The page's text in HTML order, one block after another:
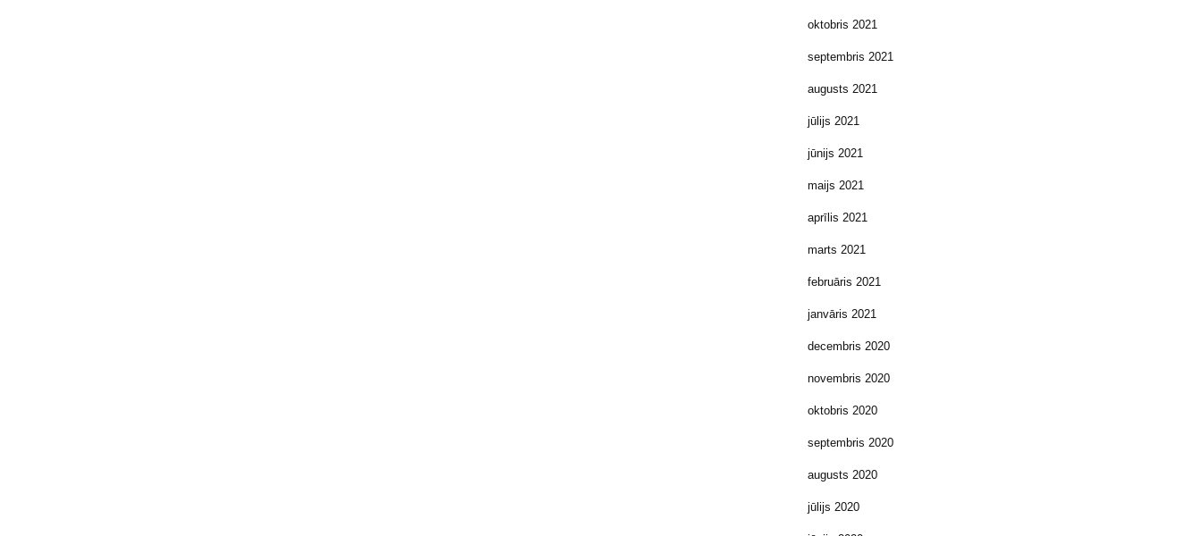
oktobris 2021
septembris 2021
augusts 2021
jūlijs 2021
jūnijs 2021
maijs 2021
aprīlis 2021
marts 2021
februāris 2021
janvāris 2021
decembris 2020
novembris 2020
oktobris 2020
septembris 2020
augusts 2020
jūlijs 2020